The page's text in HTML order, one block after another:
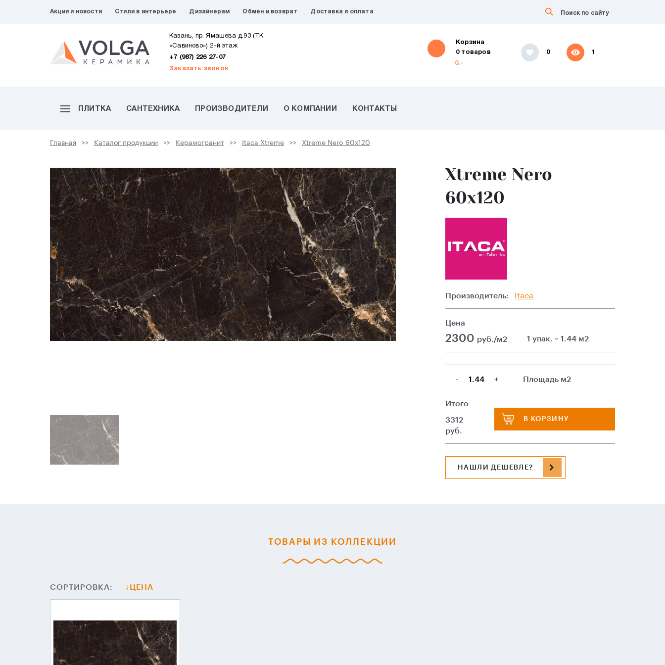
Акции и новости Стили в интерьере Дизайнерам Обмен и возврат Доставка и оплата
Казань, пр. Ямашева д.93 (ТК
«Савиново») 2-й этаж
+7 (987) 226 27-07
Заказать звонок
Корзина
0 товаров
0.-
0 1
ПЛИТКА САНТЕХНИКА ПРОИЗВОДИТЕЛИ О КОМПАНИИ КОНТАКТЫ
Главная Каталог продукции Керамогранит Itaca Xtreme Xtreme Nero 60х120
Xtreme Nero
60х120
Производитель: Itaca
Цена
2300 руб./м2 1 упак. ~ 1.44 м2
- + Площадь м2
Итого
3312
руб.
В КОРЗИНУ
НАШЛИ ДЕШЕВЛЕ?
ТОВАРЫ ИЗ КОЛЛЕКЦИИ
СОРТИРОВКА: ЦЕНА